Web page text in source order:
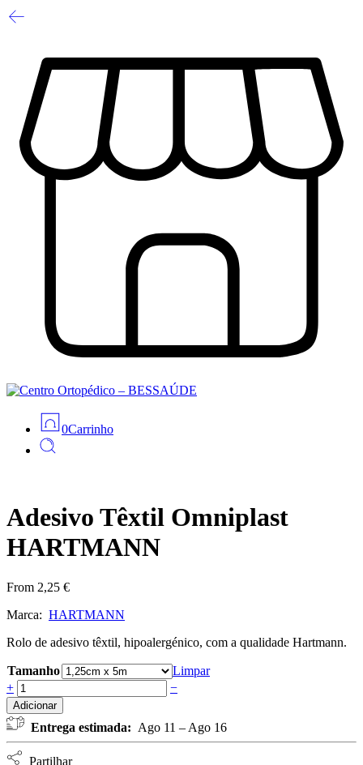
0Carrinho
Adesivo Têxtil Omniplast
HARTMANN
From 2,25 €
Marca: HARTMANN
Rolo de adesivo têxtil, hipoalergénico, com a qualidade Hartmann.
Tamanho
Limpar
Adesivo
Têxtil
Omniplast
HARTMANN
quantidade
+ −
Adicionar
Entrega estimada: Ago 11 – Ago 16
Partilhar